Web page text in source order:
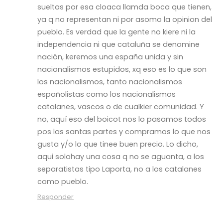
sueltas por esa cloaca llamda boca que tienen,
ya q no representan ni por asomo la opinion del
pueblo. Es verdad que la gente no kiere ni la
independencia ni que cataluña se denomine
nación, keremos una españa unida y sin
nacionalismos estupidos, xq eso es lo que son
los nacionalismos, tanto nacionalismos
españolistas como los nacionalismos
catalanes, vascos o de cualkier comunidad. Y
no, aquí eso del boicot nos lo pasamos todos
pos las santas partes y compramos lo que nos
gusta y/o lo que tinee buen precio. Lo dicho,
aqui solohay una cosa q no se aguanta, a los
separatistas tipo Laporta, no a los catalanes
como pueblo.
Responder